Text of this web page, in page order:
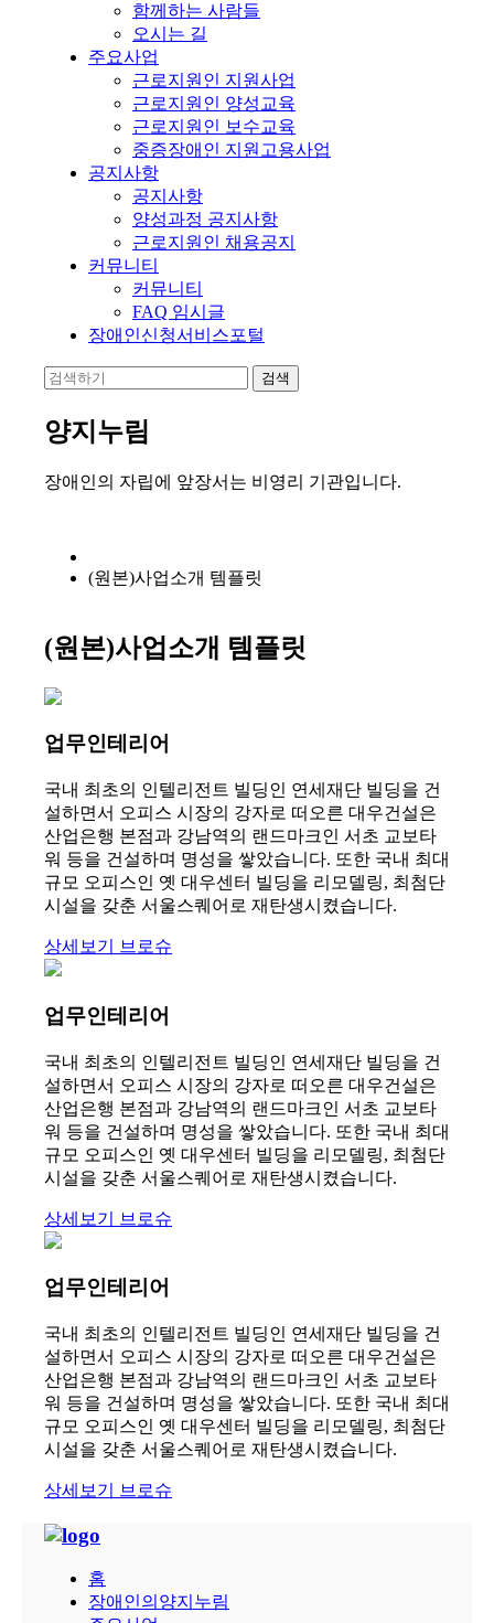
함께하는 사람들
오시는 길
주요사업
근로지원인 지원사업
근로지원인 양성교육
근로지원인 보수교육
중증장애인 지원고용사업
공지사항
공지사항
양성과정 공지사항
근로지원인 채용공지
커뮤니티
커뮤니티
FAQ 임시글
장애인신청서비스포털
양지누림
장애인의 자립에 앞장서는 비영리 기관입니다.
(원본)사업소개 템플릿
(원본)사업소개 템플릿
업무인테리어
국내 최초의 인텔리전트 빌딩인 연세재단 빌딩을 건
설하면서 오피스 시장의 강자로 떠오른 대우건설은
산업은행 본점과 강남역의 랜드마크인 서초 교보타
워 등을 건설하며 명성을 쌓았습니다. 또한 국내 최대
규모 오피스인 옛 대우센터 빌딩을 리모델링, 최첨단
시설을 갖춘 서울스퀘어로 재탄생시켰습니다.
상세보기 브로슈
업무인테리어
국내 최초의 인텔리전트 빌딩인 연세재단 빌딩을 건
설하면서 오피스 시장의 강자로 떠오른 대우건설은
산업은행 본점과 강남역의 랜드마크인 서초 교보타
워 등을 건설하며 명성을 쌓았습니다. 또한 국내 최대
규모 오피스인 옛 대우센터 빌딩을 리모델링, 최첨단
시설을 갖춘 서울스퀘어로 재탄생시켰습니다.
상세보기 브로슈
업무인테리어
국내 최초의 인텔리전트 빌딩인 연세재단 빌딩을 건
설하면서 오피스 시장의 강자로 떠오른 대우건설은
산업은행 본점과 강남역의 랜드마크인 서초 교보타
워 등을 건설하며 명성을 쌓았습니다. 또한 국내 최대
규모 오피스인 옛 대우센터 빌딩을 리모델링, 최첨단
시설을 갖춘 서울스퀘어로 재탄생시켰습니다.
상세보기 브로슈
홈
장애인의양지누림